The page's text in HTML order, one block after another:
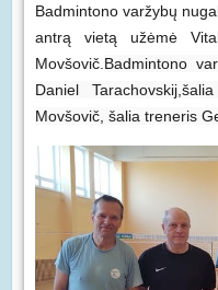
Badmintono varžybų
antrą vietą užėmė
Movšovič. Badmintono
Daniel
Movšovič, šalia treneris